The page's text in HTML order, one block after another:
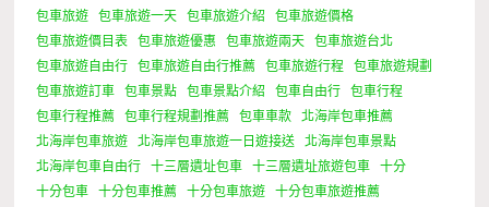
包車旅遊
包車旅遊一天 包車旅遊介紹
包車旅遊價格
包車旅遊價目表
包車旅遊優惠 包車旅遊兩天
包車旅遊台北
包車旅遊自由行
包車旅遊自由行推薦 包車旅遊行程
包車旅遊規劃
包車旅遊訂車
包車景點 包車景點介紹 包車自由行
包車行程
包車行程推薦
包車行程規劃推薦 包車車款
北海岸包車推薦
北海岸包車旅遊
北海岸包車旅遊一日遊接送
北海岸包車景點
北海岸包車自由行
十三層遺址包車 十三層遺址旅遊包車
十分
十分包車
十分包車推薦 十分包車旅遊
十分包車旅遊推薦